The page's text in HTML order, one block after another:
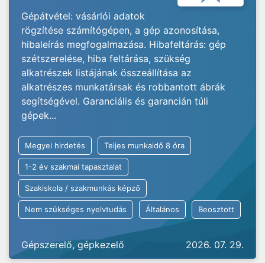
Gépátvétel: vásárlói adatok
rögzítése számítógépen, a gép azonosítása,
hibaleírás megfogalmazása. Hibafeltárás: gép
szétszerelése, hiba feltárása, szükség
alkatrészek listájának összeállítása az
alkatrészes munkatársak és robbantott ábrák
segítségével. Garanciális és garancián túli
gépek...
Megyei hirdetés Teljes munkaidő 8 óra
1-2 év szakmai tapasztalat
Szakiskola / szakmunkás képző
Nem szükséges nyelvtudás Általános Beosztott
Gépszerelő, gépkezelő 2026. 07. 29.